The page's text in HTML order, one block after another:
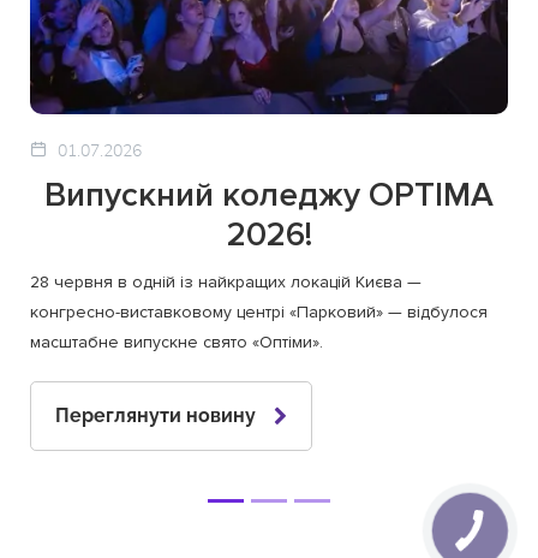
01.07.2026
Випускний коледжу OPTIMA
2026!
28 червня в одній із найкращих локацій Києва —
конгресно-виставковому центрі «Парковий» — відбулося
масштабне випускне свято «Оптіми».
Переглянути новину